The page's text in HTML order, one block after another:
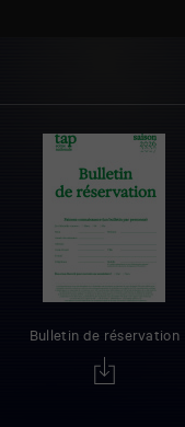
Bulletin de réservation